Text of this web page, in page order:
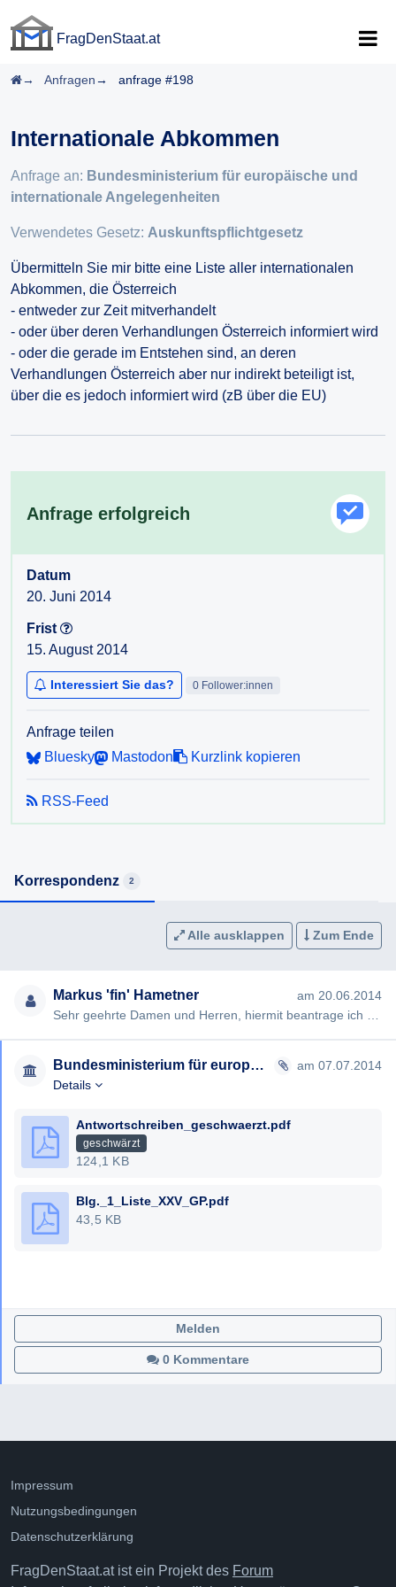
FragDenStaat.at
Startseite
Anfragen anfrage #198
Internationale Abkommen
Anfrage an: Bundesministerium für europäische und
internationale Angelegenheiten
Verwendetes Gesetz: Auskunftspflichtgesetz
Übermitteln Sie mir bitte eine Liste aller internationalen
Abkommen, die Österreich
- entweder zur Zeit mitverhandelt
- oder über deren Verhandlungen Österreich informiert wird
- oder die gerade im Entstehen sind, an deren
Verhandlungen Österreich aber nur indirekt beteiligt ist,
über die es jedoch informiert wird (zB über die EU)
Anfrage erfolgreich
Datum
20. Juni 2014
Frist
15. August 2014
Interessiert Sie das? 0 Follower:innen
Anfrage teilen
Bluesky
Mastodon Kurzlink kopieren
RSS-Feed
Korrespondenz 2
Alle ausklappen Zum Ende
Markus 'fin' Hametner
am 20.06.2014
Bundesministerium für europäische und internationale Angelegenheiten
am 07.07.2014
Details
Antwortschreiben_geschwaerzt.pdf
geschwärzt
124,1 KB
Blg._1_Liste_XXV_GP.pdf
43,5 KB
0 Kommentare
Melden
Impressum
Nutzungsbedingungen
Datenschutzerklärung
FragDenStaat.at ist ein Projekt des Forum